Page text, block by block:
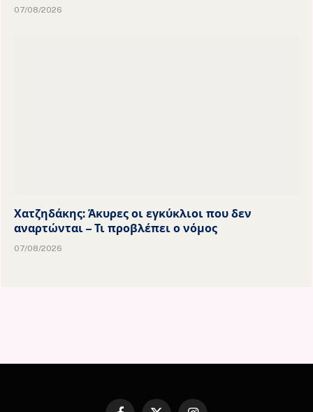
07/08/2026
Χατζηδάκης: Άκυρες οι εγκύκλιοι που δεν
αναρτώνται – Τι προβλέπει ο νόμος
07/08/2026